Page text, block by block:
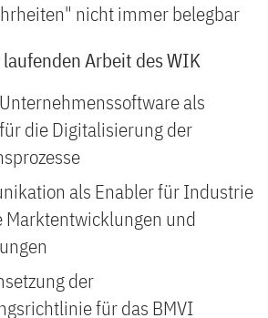
nicht immer belegbar
Arbeit des WIK
als
die Digitalisierung der
als Enabler für Industrie
Marktentwicklungen und
der
für das BMVI